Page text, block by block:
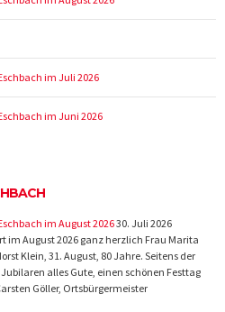
im Juli 2026
im Juni 2026
im August 202630. Juli 2026
im August 2026 ganz herzlich Frau Marita
Klein, 31. August, 80 Jahre. Seitens der
alles Gute, einen schönen Festtag
Göller, Ortsbürgermeister